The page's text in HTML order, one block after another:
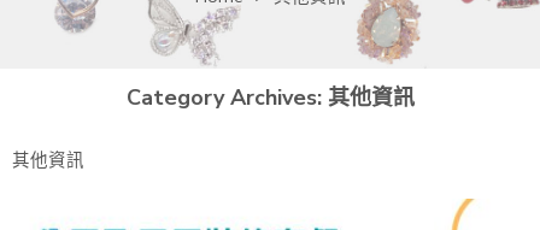
Category Archives: 其他資訊
其他資訊